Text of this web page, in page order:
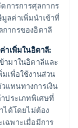
การการศุลกากร
ลค่าเพิ่มนำเข้าที่
ากรของอิตาลี
าเพิ่มในอิตาลี:
ามาในอิตาลีและ
เพื่อใช้งานส่วน
แทนทางการเงิน
ประเภทพิเศษที่
ได้โดยไม่ต้อง
ฉพาะเมื่อมีการ